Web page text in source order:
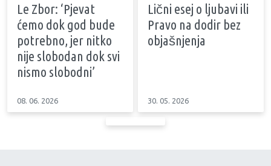
Le Zbor: ‘Pjevat
ćemo dok god bude
potrebno, jer nitko
nije slobodan dok svi
nismo slobodni’
08. 06. 2026
Lični esej o ljubavi ili
Pravo na dodir bez
objašnjenja
30. 05. 2026